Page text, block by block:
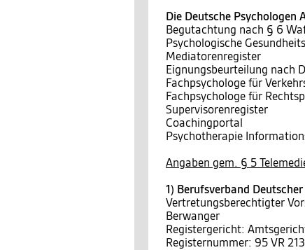
Die Deutsche Psychologen
Begutachtung nach § 6
Psychologische
Mediatorenregister
Eignungsbeurteilung nach
Fachpsychologe für
Fachpsychologe für
Supervisorenregister
Coachingportal
Psychotherapie
Angaben gem. § 5
1) Berufsverband
Vertretungsberechtigter
Berwanger
Registergericht:
Registernummer: 95 VR